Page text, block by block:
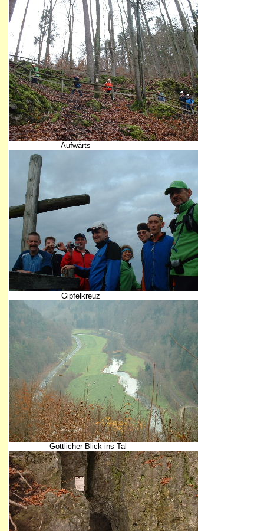
Aufwärts
Gipfelkreuz
Göttlicher Blick ins Tal